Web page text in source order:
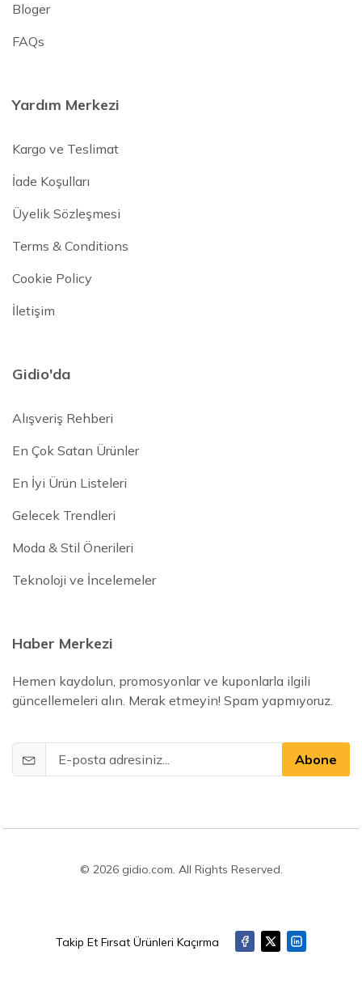
Bloger
FAQs
Yardım Merkezi
Kargo ve Teslimat
İade Koşulları
Üyelik Sözleşmesi
Terms & Conditions
Cookie Policy
İletişim
Gidio'da
Alışveriş Rehberi
En Çok Satan Ürünler
En İyi Ürün Listeleri
Gelecek Trendleri
Moda & Stil Önerileri
Teknoloji ve İncelemeler
Haber Merkezi
Hemen kaydolun, promosyonlar ve kuponlarla ilgili
güncellemeleri alın. Merak etmeyin! Spam yapmıyoruz.
Abone
© 2026 gidio.com. All Rights Reserved.
Takip Et Fırsat Ürünleri Kaçırma